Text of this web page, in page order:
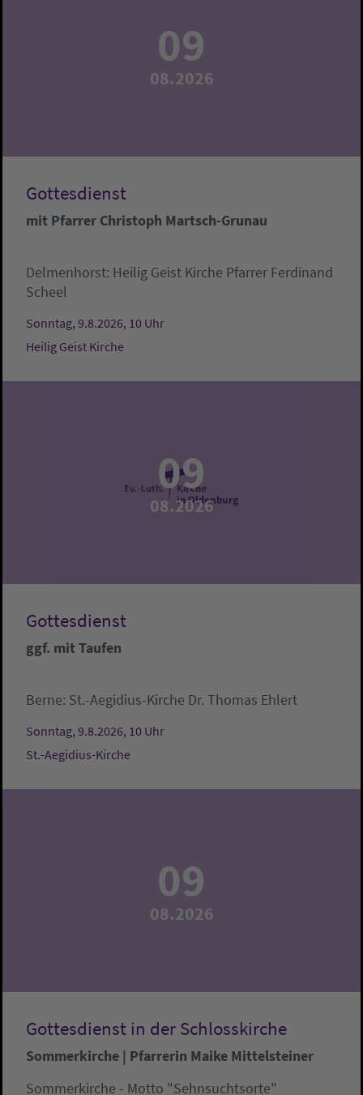
09
08.2026
Gottesdienst
mit Pfarrer Christoph Martsch-Grunau
Delmenhorst: Heilig Geist Kirche Pfarrer Ferdinand
Scheel
Sonntag, 9.8.2026, 10 Uhr
Heilig Geist Kirche
09
08.2026
Gottesdienst
ggf. mit Taufen
Berne: St.-Aegidius-Kirche Dr. Thomas Ehlert
Sonntag, 9.8.2026, 10 Uhr
St.-Aegidius-Kirche
09
08.2026
Gottesdienst in der Schlosskirche
Sommerkirche | Pfarrerin Maike Mittelsteiner
Sommerkirche - Motto "Sehnsuchtsorte"